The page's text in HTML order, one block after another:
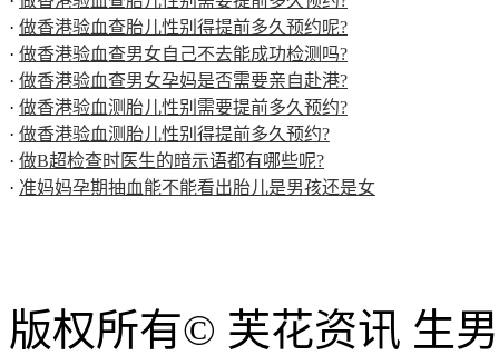
· 做香港验血查胎儿性别得提前多久预约呢?
· 做香港验血查男女自己不去能成功检测吗?
· 做香港验血查男女孕妈是否需要亲自赴港?
· 做香港验血测胎儿性别需要提前多久预约?
· 做香港验血测胎儿性别得提前多久预约?
· 做B超检查时医生的暗示语都有哪些呢?
· 准妈妈孕期抽血能不能看出胎儿是男孩还是女
版权所有© 芙花资讯 生